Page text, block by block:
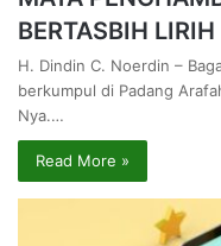
BERTASBIH
H. Dindin C. Noerdin –
berkumpul di Padang
Nya.…
Read More »